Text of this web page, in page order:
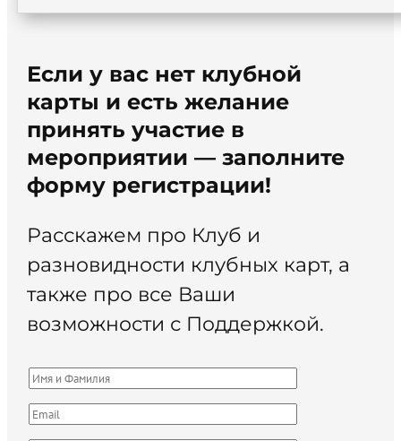
Если у вас нет клубной
карты и есть желание
принять участие в
мероприятии — заполните
форму регистрации!
Расскажем про Клуб и
разновидности клубных карт, а
также про все Ваши
возможности с Поддержкой.